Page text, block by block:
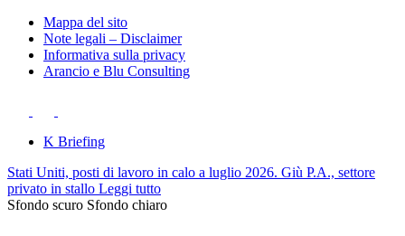
Mappa del sito
Note legali – Disclaimer
Informativa sulla privacy
Arancio e Blu Consulting
K Briefing
Stati Uniti, posti di lavoro in calo a luglio 2026. Giù P.A., settore
privato in stallo Leggi tutto
Sfondo scuro Sfondo chiaro